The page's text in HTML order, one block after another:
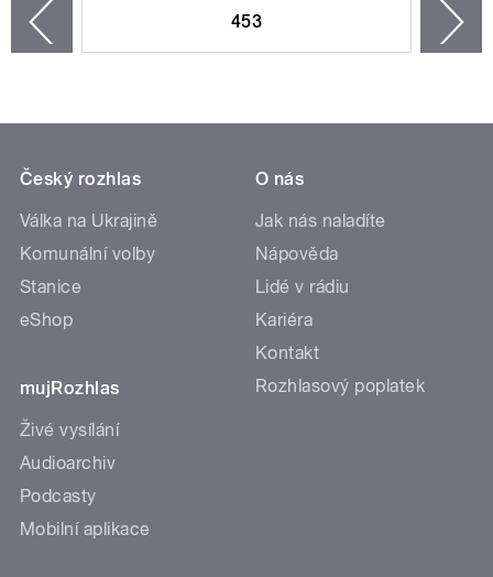
453
Český rozhlas
Válka na Ukrajině
Komunální volby
Stanice
eShop
mujRozhlas
Živé vysílání
Audioarchiv
Podcasty
Mobilní aplikace
O nás
Jak nás naladíte
Nápověda
Lidé v rádiu
Kariéra
Kontakt
Rozhlasový poplatek